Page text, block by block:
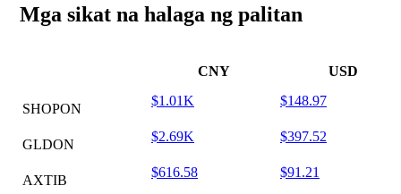
Mga sikat na halaga ng palitan
CNY USD
SHOPON
$1.01K $148.97
GLDON
$2.69K $397.52
AXTIB
$616.58 $91.21